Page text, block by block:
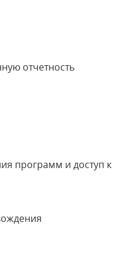
отчетность
программ и доступ к